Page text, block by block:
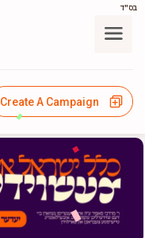
בס"ד
Create A Campaign